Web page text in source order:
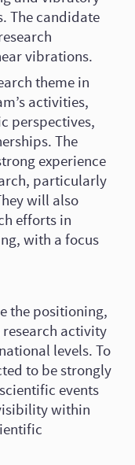
The candidate
vibrations.
theme in
activities,
perspectives,
The
experience
particularly
will also
efforts in
with a focus
the positioning,
activity
levels. To
to be strongly
events
within